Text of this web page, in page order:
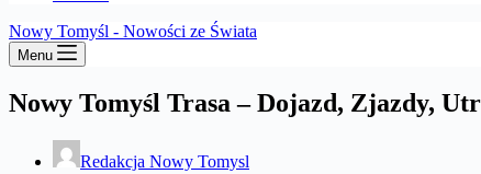
Nowy Tomyśl - Nowości ze Świata
Menu
Nowy Tomyśl Trasa – Dojazd, Zjazdy,
Redakcja Nowy Tomysl